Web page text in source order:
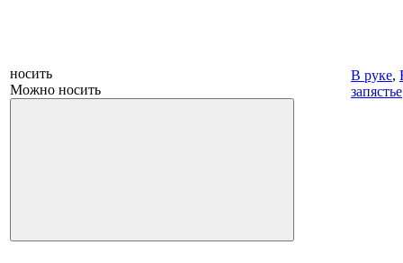
носить
Можно носить
В руке,
запястье